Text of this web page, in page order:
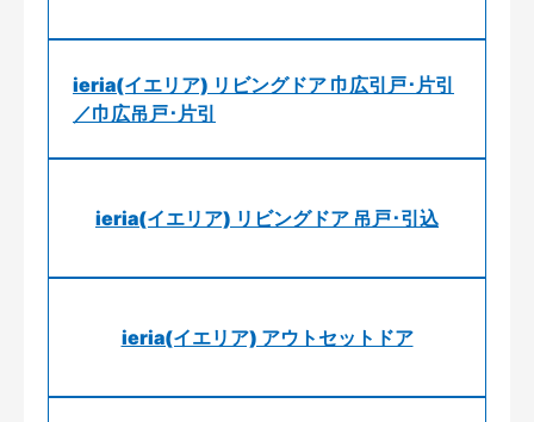
ieria(イエリア) リビングドア 巾広引戸･片引
／巾広吊戸･片引
ieria(イエリア) リビングドア 吊戸･引込
ieria(イエリア) アウトセットドア